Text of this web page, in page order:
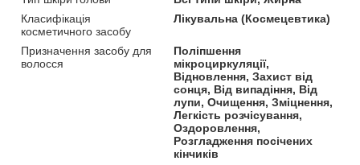
Класифікація
косметичного засобу
Лікувальна (Космецевтика)
Призначення засобу для
волосся
Поліпшення
мікроциркуляції,
Відновлення, Захист від
сонця, Від випадіння, Від
лупи, Очищення, Зміцнення,
Легкість розчісування,
Оздоровлення,
Розгладження посічених
кінчиків